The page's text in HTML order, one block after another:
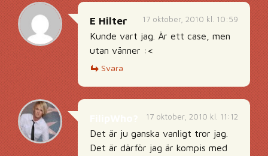
17 oktober, 2010 kl. 10:59
E Hilter
Kunde vart jag. Är ett case, men
utan vänner :<
Svara
17 oktober, 2010 kl. 11:12
Det är ju ganska vanligt tror jag.
Det är därför jag är kompis med